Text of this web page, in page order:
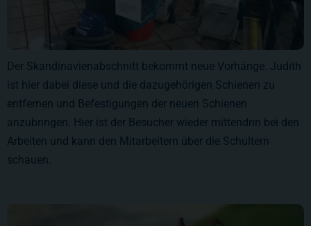
Der Skandinavienabschnitt bekommt neue Vorhänge. Judith
ist hier dabei diese und die dazugehörigen Schienen zu
entfernen und Befestigungen der neuen Schienen
anzubringen. Hier ist der Besucher wieder mittendrin bei den
Arbeiten und kann den Mitarbeitern über die Schultern
schauen.